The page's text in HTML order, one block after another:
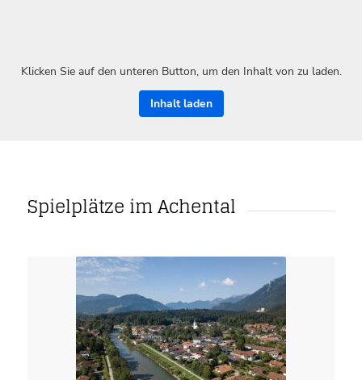
Klicken Sie auf den unteren Button, um den Inhalt von zu laden.
Inhalt laden
Spielplätze im Achental